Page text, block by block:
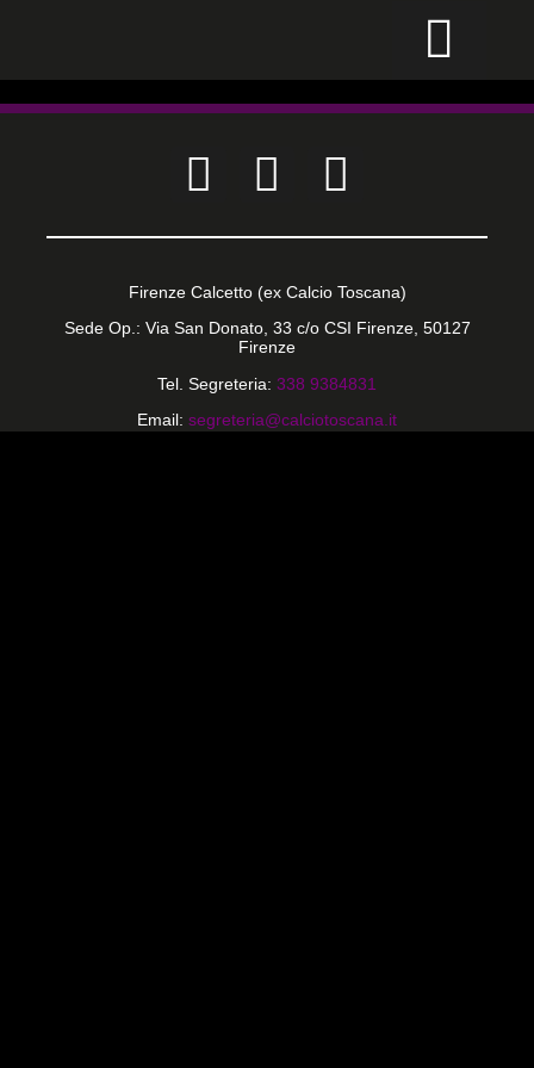
Firenze Calcetto (ex Calcio Toscana)
Sede Op.: Via San Donato, 33 c/o CSI Firenze, 50127
Firenze
Tel. Segreteria: 338 9384831
Email: segreteria@calciotoscana.it